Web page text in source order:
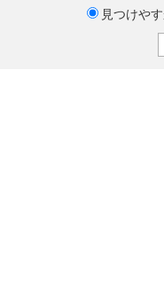
見つけや